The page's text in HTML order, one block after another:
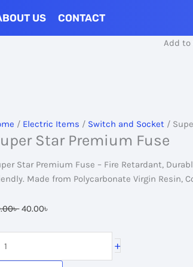
US CONTACT
Add to Cart
/ Electric Items / Switch and Socket /
Star Premium Fuse
Star Premium Fuse – Fire Retardant,
Made from Polycarbonate Virgin Resin,
৳Original
40.00৳
Star
+